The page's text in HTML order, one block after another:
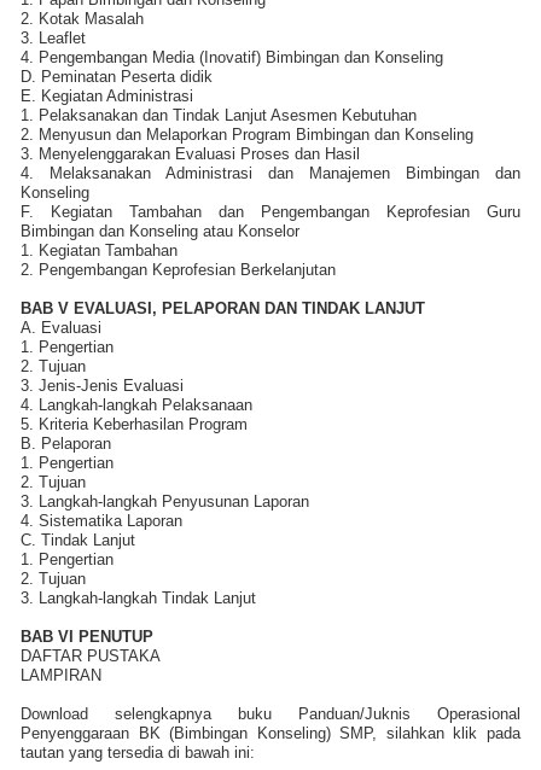
2. Kotak Masalah
3. Leaflet
4. Pengembangan Media (Inovatif) Bimbingan dan Konseling
D. Peminatan Peserta didik
E. Kegiatan Administrasi
1. Pelaksanakan dan Tindak Lanjut Asesmen Kebutuhan
2. Menyusun dan Melaporkan Program Bimbingan dan Konseling
3. Menyelenggarakan Evaluasi Proses dan Hasil
4. Melaksanakan Administrasi dan Manajemen Bimbingan dan
Konseling
F. Kegiatan Tambahan dan Pengembangan Keprofesian Guru
Bimbingan dan Konseling atau Konselor
1. Kegiatan Tambahan
2. Pengembangan Keprofesian Berkelanjutan
BAB V EVALUASI, PELAPORAN DAN TINDAK LANJUT
A. Evaluasi
1. Pengertian
2. Tujuan
3. Jenis-Jenis Evaluasi
4. Langkah-langkah Pelaksanaan
5. Kriteria Keberhasilan Program
B. Pelaporan
1. Pengertian
2. Tujuan
3. Langkah-langkah Penyusunan Laporan
4. Sistematika Laporan
C. Tindak Lanjut
1. Pengertian
2. Tujuan
3. Langkah-langkah Tindak Lanjut
BAB VI PENUTUP
DAFTAR PUSTAKA
LAMPIRAN
Download selengkapnya buku Panduan/Juknis Operasional
Penyenggaraan BK (Bimbingan Konseling) SMP, silahkan klik pada
tautan yang tersedia di bawah ini: